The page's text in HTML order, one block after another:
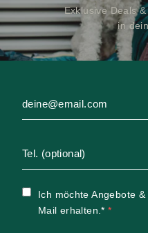
Exklusive Deals
in
Ich möchte Angebote
Mail erhalten.*